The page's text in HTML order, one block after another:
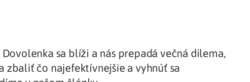
sa blíži a nás prepadá večná dilema,
zbaliť čo najefektívnejšie a vyhnúť sa